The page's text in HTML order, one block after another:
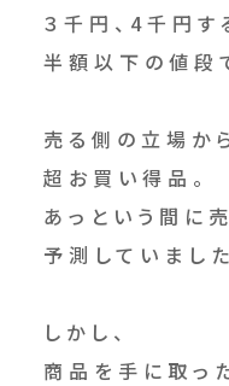
３千円、4千円す
半額以下の値段
売る側の立場から
超お買い得品。
あっという間に
予測していました
しかし、
商品を手に取っ